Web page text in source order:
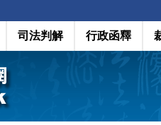
司法判解 行政函釋